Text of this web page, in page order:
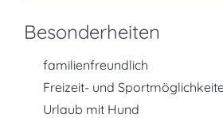
Besonderheiten
familienfreundlich
Freizeit- und
Urlaub mit Hund